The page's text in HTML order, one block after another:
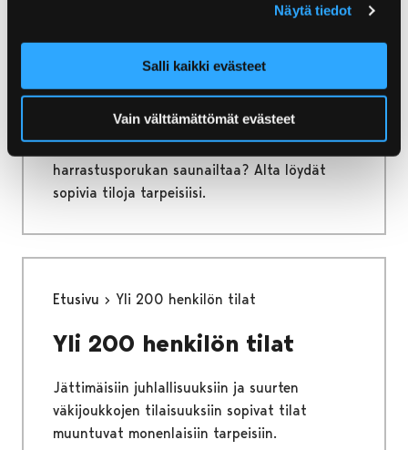
Näytä tiedot
Salli kaikki evästeet
Vain välttämättömät evästeet
0–50 henkilön tilat
0–50 henkilön tilat
Järjestätkö kokousta, perhejuhlaa tai kenties
harrastusporukan saunailtaa? Alta löydät
sopivia tiloja tarpeisiisi.
Etusivu Yli 200 henkilön tilat
Yli 200 henkilön tilat
Jättimäisiin juhlallisuuksiin ja suurten
väkijoukkojen tilaisuuksiin sopivat tilat
muuntuvat monenlaisiin tarpeisiin.